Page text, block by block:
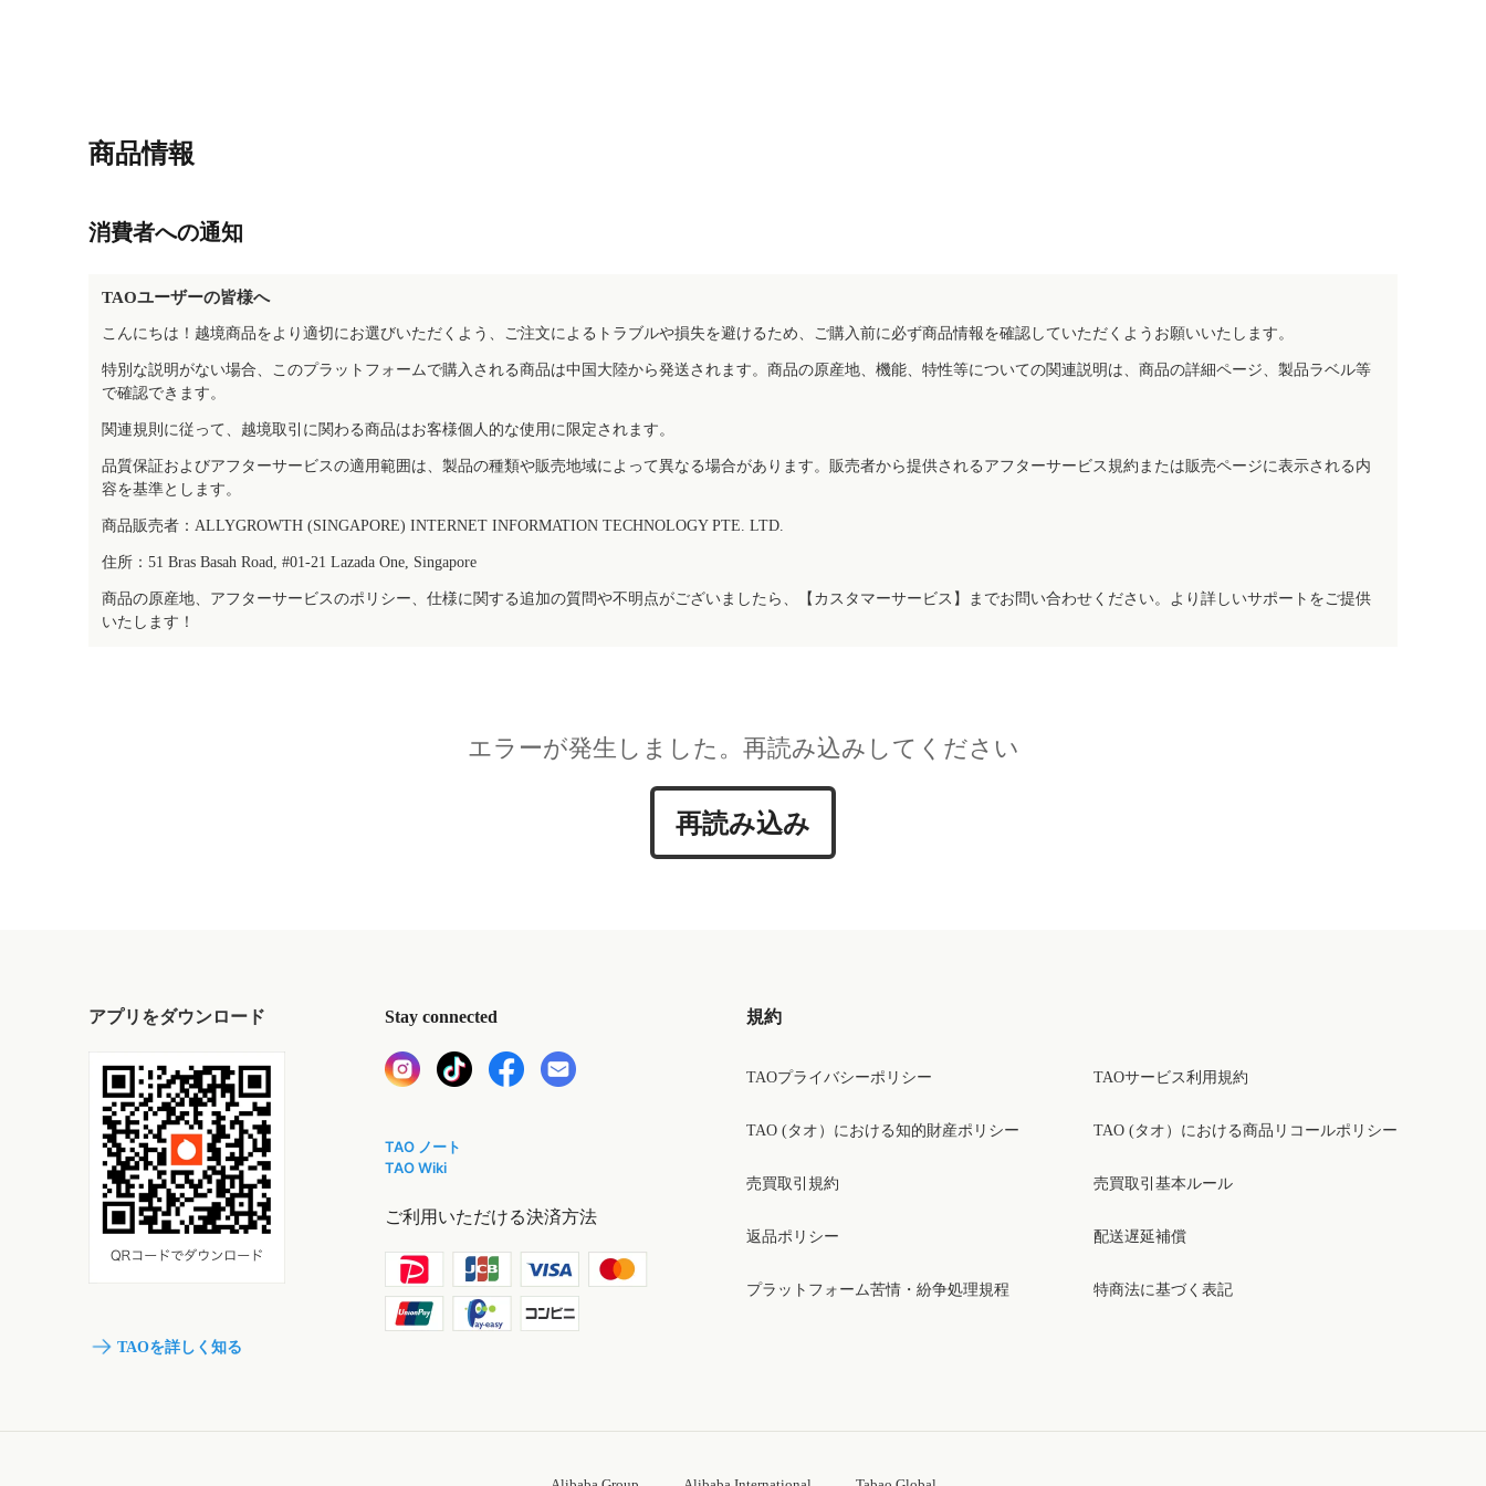
商品情報
消費者への通知
TAOユーザーの皆様へ
こんにちは！越境商品をより適切にお選びいただくよう、ご注文によるトラブルや損失を避けるため、ご購入前に必ず商品情報を確認していただくようお願いいたします。
特別な説明がない場合、このプラットフォームで購入される商品は中国大陸から発送されます。商品の原産地、機能、特性等についての関連説明は、商品の詳細ページ、製品ラベル等
で確認できます。
関連規則に従って、越境取引に関わる商品はお客様個人的な使用に限定されます。
品質保証およびアフターサービスの適用範囲は、製品の種類や販売地域によって異なる場合があります。販売者から提供されるアフターサービス規約または販売ページに表示される内
容を基準とします。
商品販売者：ALLYGROWTH (SINGAPORE) INTERNET INFORMATION TECHNOLOGY PTE. LTD.
住所：51 Bras Basah Road, #01-21 Lazada One, Singapore
商品の原産地、アフターサービスのポリシー、仕様に関する追加の質問や不明点がございましたら、【カスタマーサービス】までお問い合わせください。より詳しいサポートをご提供
いたします！
エラーが発生しました。再読み込みしてください
再読み込み
アプリをダウンロード
TAOを詳しく知る
Stay connected
TAO ノート
TAO Wiki
ご利用いただける決済方法
規約
TAOプライバシーポリシー
TAO (タオ）における知的財産ポリシー
売買取引規約
返品ポリシー
プラットフォーム苦情・紛争処理規程
TAOサービス利用規約
TAO (タオ）における商品リコールポリシー
売買取引基本ルール
配送遅延補償
特商法に基づく表記